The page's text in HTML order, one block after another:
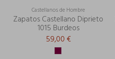
Castellanos de Hombre
Zapatos Castellano Diprieto
1015 Burdeos
59,00 €